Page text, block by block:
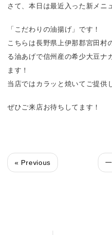
さて、本日は最近入った新メニ
「こだわりの油揚げ」です！
こちらは長野県上伊那郡宮田村
る油あげで信州産の希少大豆ナ
ます！
当店ではカラッと焼いてご提供
ぜひご来店お待ちしてます！
« Previous